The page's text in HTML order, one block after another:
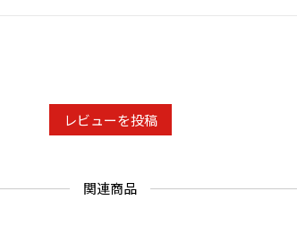
レビューを投稿
関連商品